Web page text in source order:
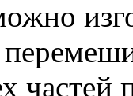
частей